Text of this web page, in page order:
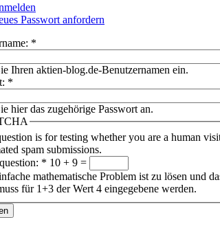
Passwort anfordern
*
Ihren aktien-blog.de-Benutzernamen ein.
*
hier das zugehörige Passwort an.
is for testing whether you are a human
spam submissions.
* 10 + 9 =
mathematische Problem ist zu lösen und
für 1+3 der Wert 4 eingegebene werden.